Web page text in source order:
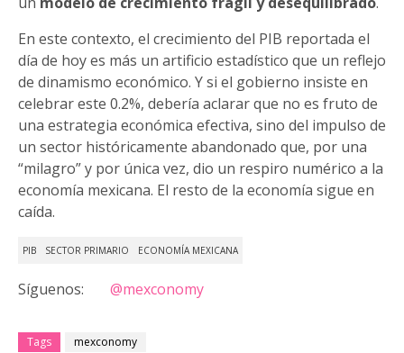
En este contexto, el crecimiento del PIB reportada el
día de hoy es más un artificio estadístico que un reflejo
de dinamismo económico. Y si el gobierno insiste en
celebrar este 0.2%, debería aclarar que no es fruto de
una estrategia económica efectiva, sino del impulso de
un sector históricamente abandonado que, por una
“milagro” y por única vez, dio un respiro numérico a la
economía mexicana. El resto de la economía sigue en
caída.
PIB SECTOR PRIMARIO ECONOMÍA MEXICANA
Síguenos: @mexconomy
Tags mexconomy